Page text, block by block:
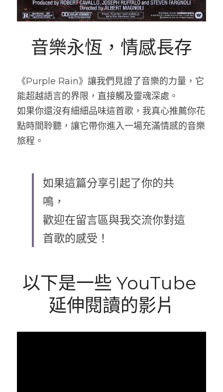
音樂永恆，情感長存
《Purple Rain》讓我們見證了音樂的力量，它
能超越語言的界限，直接觸及靈魂深處。
如果你還沒有細細品味這首歌，我真心推薦你花
點時間聆聽，讓它帶你進入一場充滿情感的音樂
旅程。
如果這篇分享引起了你的共
鳴，
歡迎在留言區與我交流你對這
首歌的感受！
以下是一些 YouTube
延伸閱讀的影片